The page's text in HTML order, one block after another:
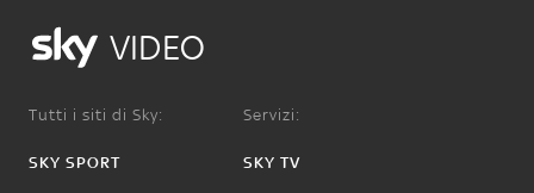
VIDEO
Tutti i siti di Sky:
SKY SPORT
Servizi:
SKY TV